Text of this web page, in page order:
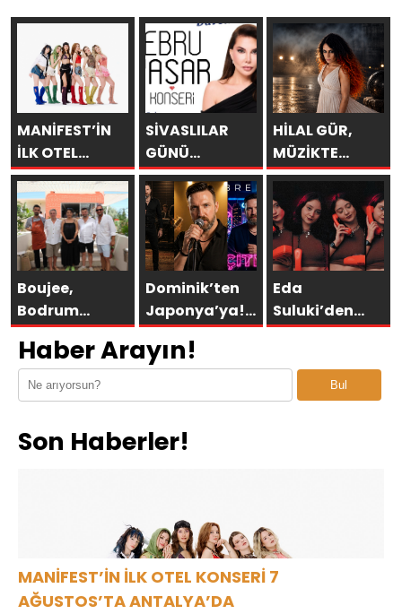
MANİFEST’İN
İLK OTEL
KONSERİ 7
AĞUSTOS’TA
ANTALYA’DA
SİVASLILAR
GÜNÜ
KUTLAMALARINDA
EBRU YAŞAR
RÜZGARI
ESECEK!
HİLAL GÜR,
MÜZİKTE
YARAYI
Boujee,
Bodrum
Asarlık’ta Gün
Batımının En
Şık Adresi
Oldu
Dominik’ten
Japonya’ya!
Bremen’in
“ÇITLAT”ı 30’a
Eda
Suluki’den
Yeni Tekli:
Sorular”
Haber Arayın!
Bul
Son Haberler!
MANİFEST’İN İLK OTEL KONSERİ 7
AĞUSTOS’TA ANTALYA’DA